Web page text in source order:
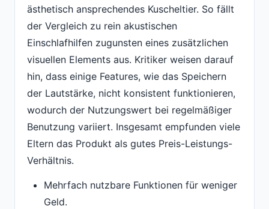
ästhetisch ansprechendes Kuscheltier. So fällt
der Vergleich zu rein akustischen
Einschlafhilfen zugunsten eines zusätzlichen
visuellen Elements aus. Kritiker weisen darauf
hin, dass einige Features, wie das Speichern
der Lautstärke, nicht konsistent funktionieren,
wodurch der Nutzungswert bei regelmäßiger
Benutzung variiert. Insgesamt empfunden viele
Eltern das Produkt als gutes Preis-Leistungs-
Verhältnis.
Mehrfach nutzbare Funktionen für weniger
Geld.